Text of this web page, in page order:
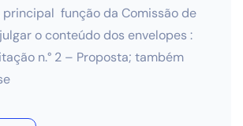
principal função da Comissão de
o conteúdo dos envelopes :
n.° 2 – Proposta; também